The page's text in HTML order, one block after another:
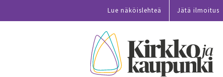
Lue näköislehteä Jätä ilmoitus